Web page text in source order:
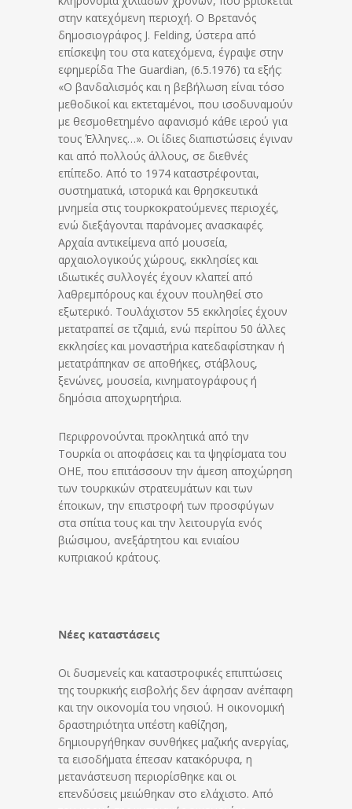
στην κατεχόμενη περιοχή. Ο Βρετανός
δημοσιογράφος J. Felding, ύστερα από
επίσκεψη του στα κατεχόμενα, έγραψε στην
εφημερίδα Τhe Guardian, (6.5.1976) τα εξής:
«Ο βανδαλισμός και η βεβήλωση είναι τόσο
μεθοδικοί και εκτεταμένοι, που ισοδυναμούν
με θεσμοθετημένο αφανισμό κάθε ιερού για
τους Έλληνες…». Οι ίδιες διαπιστώσεις έγιναν
και από πολλούς άλλους, σε διεθνές
επίπεδο. Από το 1974 καταστρέφονται,
συστηματικά, ιστορικά και θρησκευτικά
μνημεία στις τουρκοκρατούμενες περιοχές,
ενώ διεξάγονται παράνομες ανασκαφές.
Αρχαία αντικείμενα από μουσεία,
αρχαιολογικούς χώρους, εκκλησίες και
ιδιωτικές συλλογές έχουν κλαπεί από
λαθρεμπόρους και έχουν πουληθεί στο
εξωτερικό. Τουλάχιστον 55 εκκλησίες έχουν
μετατραπεί σε τζαμιά, ενώ περίπου 50 άλλες
εκκλησίες και μοναστήρια κατεδαφίστηκαν ή
μετατράπηκαν σε αποθήκες, στάβλους,
ξενώνες, μουσεία, κινηματογράφους ή
δημόσια αποχωρητήρια.
Περιφρονούνται προκλητικά από την
Τουρκία οι αποφάσεις και τα ψηφίσματα του
ΟΗΕ, που επιτάσσουν την άμεση αποχώρηση
των τουρκικών στρατευμάτων και των
έποικων, την επιστροφή των προσφύγων
στα σπίτια τους και την λειτουργία ενός
βιώσιμου, ανεξάρτητου και ενιαίου
κυπριακού κράτους.
Νέες καταστάσεις
Οι δυσμενείς και καταστροφικές επιπτώσεις
της τουρκικής εισβολής δεν άφησαν ανέπαφη
και την οικονομία του νησιού. Η οικονομική
δραστηριότητα υπέστη καθίζηση,
δημιουργήθηκαν συνθήκες μαζικής ανεργίας,
τα εισοδήματα έπεσαν κατακόρυφα, η
μετανάστευση περιορίσθηκε και οι
επενδύσεις μειώθηκαν στο ελάχιστο. Από